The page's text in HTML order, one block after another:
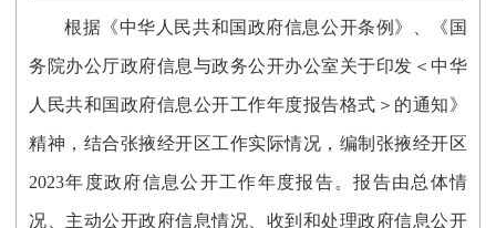
根据《中华人民共和国政府信息公开条例》、《国
务院办公厅政府信息与政务公开办公室关于印发 ＜中华
人民共和国政府信息公开工作年度报告格式＞的通知》
精神， 结合张掖经开区工作实际情况 ，编制张掖经开区
2023年度政府信息公开工作年度报告。报告由总体情
况、主动公开政府信息情况、收到和处理政府信息公开